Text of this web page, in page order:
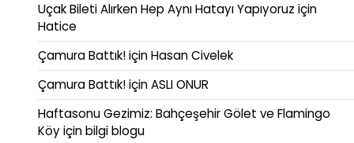
Uçak Bileti Alırken Hep Aynı Hatayı Yapıyoruz için
Hatice
Çamura Battık!içinHasan Civelek
Çamura Battık!içinASLI ONUR
Haftasonu Gezimiz: Bahçeşehir Gölet ve Flamingo
Köyiçinbilgi blogu